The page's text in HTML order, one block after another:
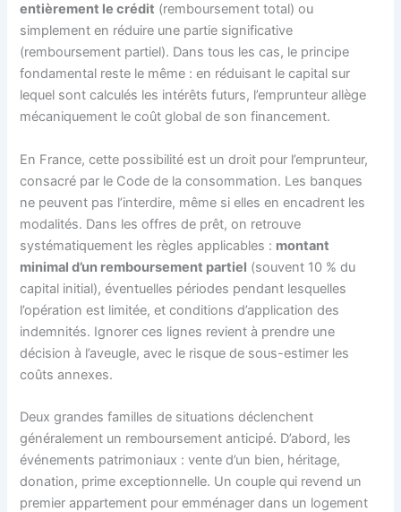
entièrement le crédit (remboursement total) ou
simplement en réduire une partie significative
(remboursement partiel). Dans tous les cas, le principe
fondamental reste le même : en réduisant le capital sur
lequel sont calculés les intérêts futurs, l’emprunteur allège
mécaniquement le coût global de son financement.
En France, cette possibilité est un droit pour l’emprunteur,
consacré par le Code de la consommation. Les banques
ne peuvent pas l’interdire, même si elles en encadrent les
modalités. Dans les offres de prêt, on retrouve
systématiquement les règles applicables : montant
minimal d’un remboursement partiel (souvent 10 % du
capital initial), éventuelles périodes pendant lesquelles
l’opération est limitée, et conditions d’application des
indemnités. Ignorer ces lignes revient à prendre une
décision à l’aveugle, avec le risque de sous-estimer les
coûts annexes.
Deux grandes familles de situations déclenchent
généralement un remboursement anticipé. D’abord, les
événements patrimoniaux : vente d’un bien, héritage,
donation, prime exceptionnelle. Un couple qui revend un
premier appartement pour emménager dans un logement